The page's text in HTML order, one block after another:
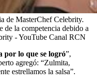
de MasterChef Celebrity.
de la competencia debido a
- YouTube Canal RCN
por lo que se logró”,
agregó: “Zulmita,
estrellamos la salsa”.